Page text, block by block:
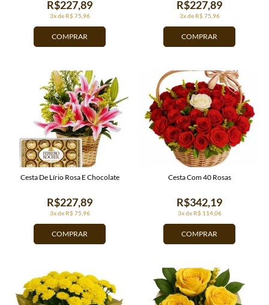
COMPRAR
3x de R$ 75,96
R$227,89
COMPRAR
3x de R$ 75,96
R$227,89
COMPRAR
3x de R$ 75,96
R$227,89
Cesta De Lírio Rosa E Chocolate
COMPRAR
3x de R$ 114,06
R$342,19
Cesta Com 40 Rosas